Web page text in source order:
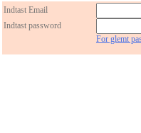
Indtast Email
Indtast password
For glemt